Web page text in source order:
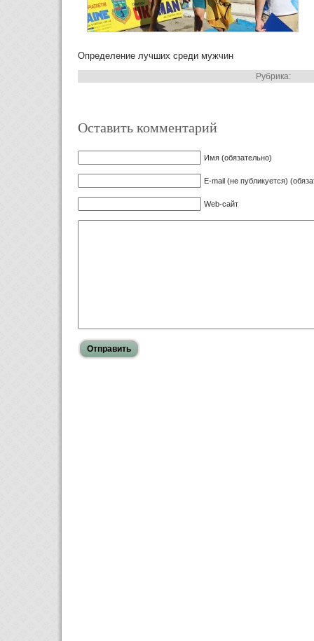
Определение лучших среди мужчин
Рубрика:
Оставить комментарий
Имя (обязательно)
E-mail (не публикуется)
Web-сайт